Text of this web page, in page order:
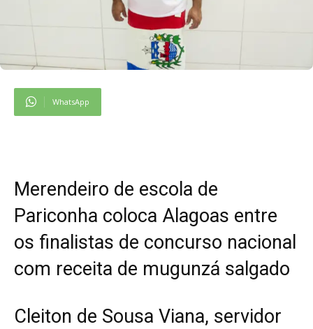
WhatsApp
Merendeiro de escola de
Pariconha coloca Alagoas entre
os finalistas de concurso nacional
com receita de mugunzá salgado
Cleiton de Sousa Viana, servidor